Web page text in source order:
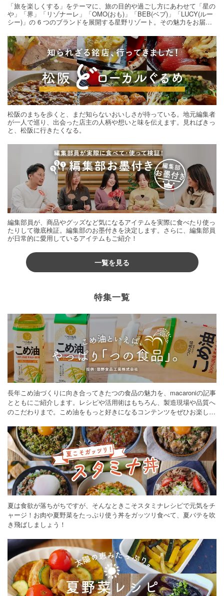
「旅を楽しくする」をテーマに、旅の目的や過ごし方にあわせて「星の
や」「界」「リゾナーレ」「OMO(おも)」「BEB(ベブ)」「LUCY(ルー
シー)」の 6 つのブランドを展開する星野リゾート。その魅力をお届け
松阪のまちを歩くと、まだ知らないおいしさが待っている。地元編集者
が一人で巡り、出会った店主の人柄や想いと味を伝えます。見ればきっ
と、松阪に行きたくなる。
編集部員が、商品やグッズなど気になるアイテムを実際に食べたり使っ
たりして徹底検証。編集部のお墨付きを決定します。さらに、編集部員
が日常的に愛用しているアイテムもご紹介！
一覧を見る
特集一覧
長年こめ油づくりに向き合ってきたつの食品の魅力を、macaroniの記事
とともにご紹介します。レシピや活用術はもちろん、製造現場や品質へ
のこだわりまで。こめ油をもっと好きになるコンテンツをぜひお楽しみ
夏は食欲が落ちがちですが、そんなときこそスタミナレシピで元気をチ
ャージ！お肉や夏野菜をたっぷり使う丼をガッツリ食べて、夏バテを吹
き飛ばしましょう！